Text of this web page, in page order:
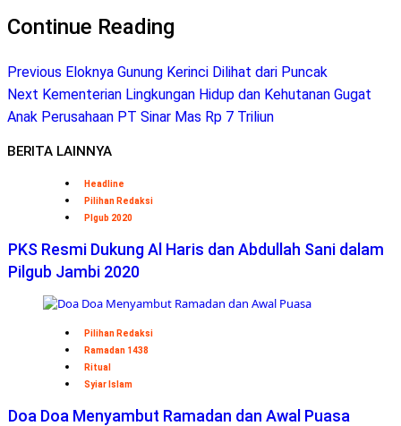
Continue Reading
Previous Eloknya Gunung Kerinci Dilihat dari Puncak
Next Kementerian Lingkungan Hidup dan Kehutanan Gugat
Anak Perusahaan PT Sinar Mas Rp 7 Triliun
BERITA LAINNYA
Headline
Pilihan Redaksi
Plgub 2020
PKS Resmi Dukung Al Haris dan Abdullah Sani dalam
Pilgub Jambi 2020
Pilihan Redaksi
Ramadan 1438
Ritual
Syiar Islam
Doa Doa Menyambut Ramadan dan Awal Puasa